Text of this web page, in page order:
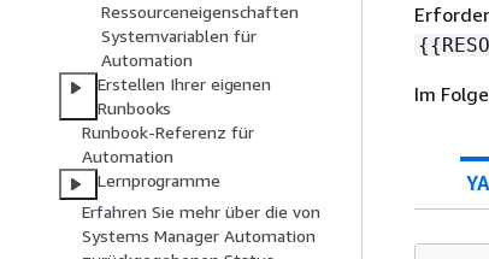
Ressourceneigenschaften
Systemvariablen für
Automation
Erstellen Ihrer eigenen
Runbooks
Runbook-Referenz für
Automation
Lernprogramme
Erfahren Sie mehr über die von
Systems Manager Automation
{{
Im